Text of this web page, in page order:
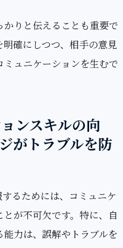
りと伝えることも重要で
確にしつつ、相手の意見
ュニケーションを生むで
ンスキルの向
がトラブルを防
るためには、コミュニケ
が不可欠です。特に、自
力は、誤解やトラブルを